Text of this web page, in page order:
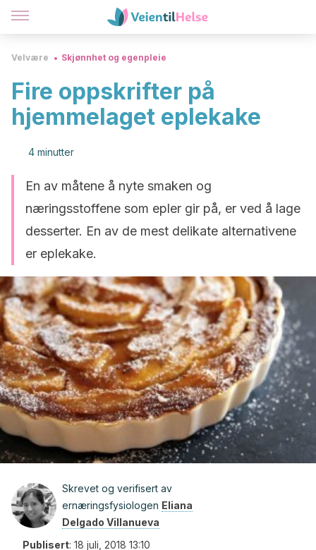
Velvære Skjønnhet og egenpleie
Fire oppskrifter på
hjemmelaget eplekake
4 minutter
En av måtene å nyte smaken og
næringsstoffene som epler gir på, er ved å lage
desserter. En av de mest delikate alternativene
er eplekake.
Skrevet og verifisert av
ernæringsfysiologen Eliana
Delgado Villanueva
Publisert: 18 juli, 2018 13:10